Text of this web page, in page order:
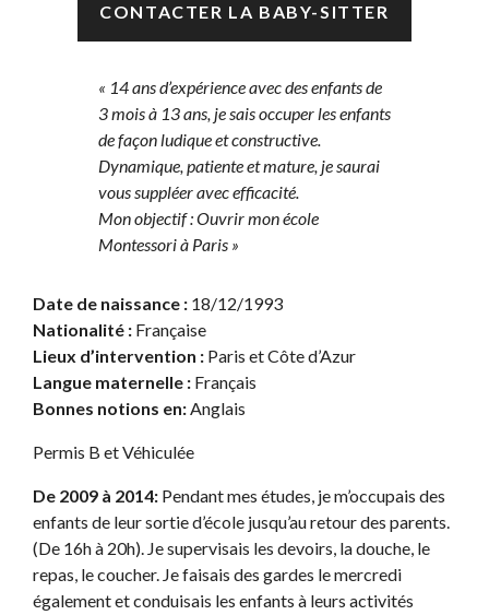
CONTACTER LA BABY-SITTER
« 14 ans d’expérience avec des enfants de
3 mois à 13 ans, je sais occuper les enfants
de façon ludique et constructive.
Dynamique, patiente et mature, je saurai
vous suppléer avec efficacité.
Mon objectif : Ouvrir mon école
Montessori à Paris »
Date de naissance : 18/12/1993
Nationalité : Française
Lieux d’intervention : Paris et Côte d’Azur
Langue maternelle : Français
Bonnes notions en:Anglais
Permis B et Véhiculée
De 2009 à 2014: Pendant mes études, je m’occupais des
enfants de leur sortie d’école jusqu’au retour des parents.
(De 16h à 20h). Je supervisais les devoirs, la douche, le
repas, le coucher. Je faisais des gardes le mercredi
également et conduisais les enfants à leurs activités